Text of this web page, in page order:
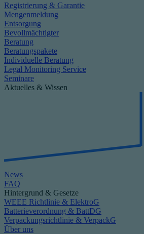
Registrierung & Garantie
Mengenmeldung
Entsorgung
Bevollmächtigter
Beratung
Beratungspakete
Individuelle Beratung
Legal Monitoring Service
Seminare
Aktuelles & Wissen
News
FAQ
Hintergrund & Gesetze
WEEE Richtlinie & ElektroG
Batterieverordnung & BattDG
Verpackungsrichtlinie & VerpackG
Über uns